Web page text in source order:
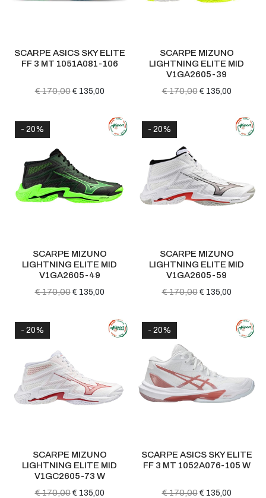
SCARPE ASICS SKY ELITE
FF 3 MT 1051A081-106
€ 170,00 € 135,00
SCARPE MIZUNO
LIGHTNING ELITE MID
V1GA2605-39
€ 170,00 € 135,00
- 20%
SCARPE MIZUNO
LIGHTNING ELITE MID
V1GA2605-49
€ 170,00 € 135,00
- 20%
SCARPE MIZUNO
LIGHTNING ELITE MID
V1GA2605-59
€ 170,00 € 135,00
- 20%
SCARPE MIZUNO
LIGHTNING ELITE MID
V1GC2605-73 W
€ 170,00 € 135,00
- 20%
SCARPE ASICS SKY ELITE
FF 3 MT 1052A076-105 W
€ 170,00 € 135,00